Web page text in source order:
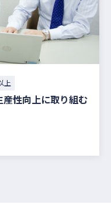
上
性向上に取り組む